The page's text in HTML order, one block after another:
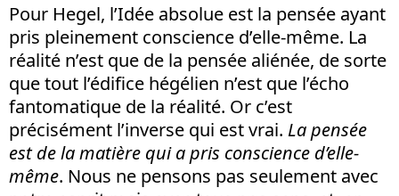
Pour Hegel, l’Idée absolue est la pensée ayant
pris pleinement conscience d’elle-même. La
réalité n’est que de la pensée aliénée, de sorte
que tout l’édifice hégélien n’est que l’écho
fantomatique de la réalité. Or c’est
précisément l’inverse qui est vrai. La pensée
est de la matière qui a pris conscience d’elle-
même. Nous ne pensons pas seulement avec